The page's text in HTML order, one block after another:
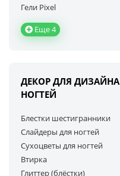
Гели Pixel
Еще 4
ДЕКОР ДЛЯ ДИЗАЙНА
НОГТЕЙ
Блестки шестигранники
Слайдеры для ногтей
Сухоцветы для ногтей
Втирка
Глиттер (блёстки)